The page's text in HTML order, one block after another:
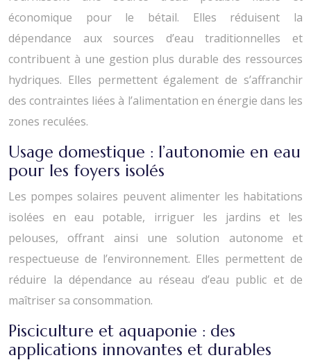
économique pour le bétail. Elles réduisent la
dépendance aux sources d’eau traditionnelles et
contribuent à une gestion plus durable des ressources
hydriques. Elles permettent également de s’affranchir
des contraintes liées à l’alimentation en énergie dans les
zones reculées.
Usage domestique : l’autonomie en eau
pour les foyers isolés
Les pompes solaires peuvent alimenter les habitations
isolées en eau potable, irriguer les jardins et les
pelouses, offrant ainsi une solution autonome et
respectueuse de l’environnement. Elles permettent de
réduire la dépendance au réseau d’eau public et de
maîtriser sa consommation.
Pisciculture et aquaponie : des
applications innovantes et durables